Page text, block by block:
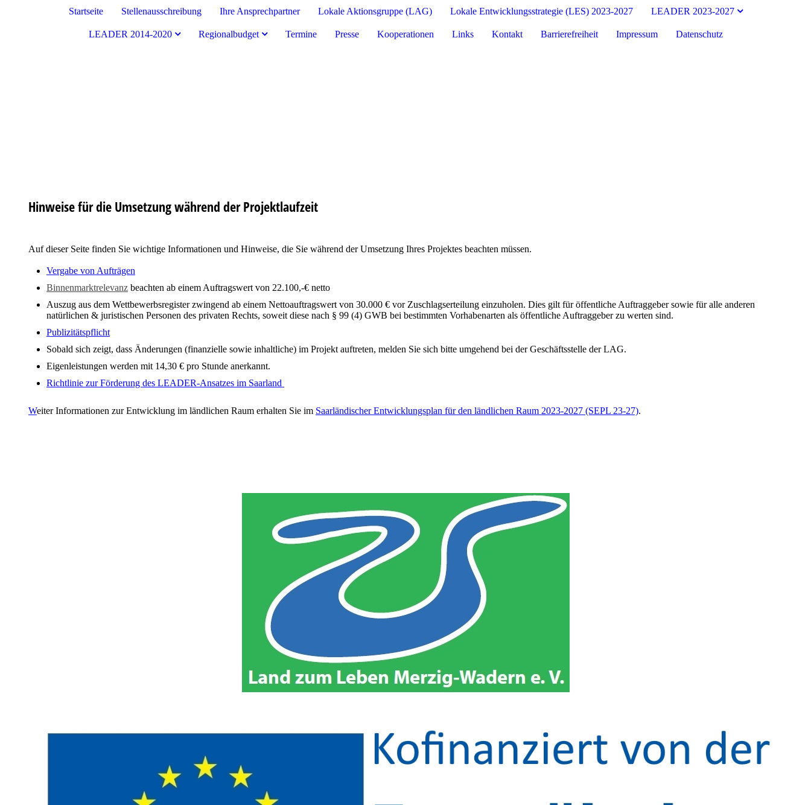
Startseite Stellenausschreibung Ihre Ansprechpartner Lokale Aktionsgruppe (LAG) Lokale Entwicklungsstrategie (LES) 2023-2027 LEADER 2023-2027
LEADER 2014-2020 Regionalbudget Termine Presse Kooperationen Links Kontakt Barrierefreiheit Impressum Datenschutz
Hinweise für die Umsetzung während der Projektlaufzeit
Auf dieser Seite finden Sie wichtige Informationen und Hinweise, die Sie während der Umsetzung Ihres Projektes beachten müssen.
Vergabe von Aufträgen
Binnenmarktrelevanz beachten ab einem Auftragswert von 22.100,-€ netto
Auszug aus dem Wettbewerbsregister zwingend ab einem Nettoauftragswert von 30.000 € vor Zuschlagserteilung einzuholen. Dies gilt für öffentliche Auftraggeber sowie für alle anderen
natürlichen & juristischen Personen des privaten Rechts, soweit diese nach § 99 (4) GWB bei bestimmten Vorhabenarten als öffentliche Auftraggeber zu werten sind.
Publizitätspflicht
Sobald sich zeigt, dass Änderungen (finanzielle sowie inhaltliche) im Projekt auftreten, melden Sie sich bitte umgehend bei der Geschäftsstelle der LAG.
Eigenleistungen werden mit 14,30 € pro Stunde anerkannt.
Richtlinie zur Förderung des LEADER-Ansatzes im Saarland
Weiter Informationen zur Entwicklung im ländlichen Raum erhalten Sie im Saarländischer Entwicklungsplan für den ländlichen Raum 2023-2027 (SEPL 23-27).